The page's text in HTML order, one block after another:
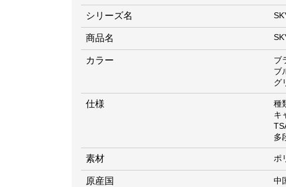
シリーズ名
商品名
カラー
ブ
ブ
グ
仕様
種
キ
多
素材 ポ
原産国 中